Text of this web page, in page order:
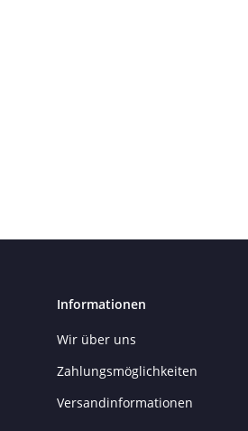
Informationen
Wir über uns
Zahlungsmöglichkeiten
Versandinformationen